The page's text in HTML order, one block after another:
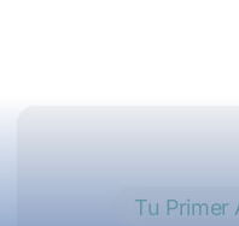
Tu Primer